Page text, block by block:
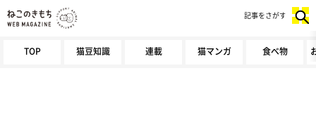
TOP 猫豆知識 連載 猫マンガ 食べ物
記事をさがす